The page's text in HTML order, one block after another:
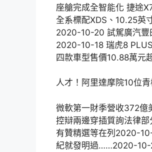
座艙完成全智能化 捷途
全系標配XDS、10.25英
2020-10-20 試駕廣汽豐
2020-10-18 瑞虎8
四款車型售價10.88萬元
人才！阿里達摩院10位
微軟第一財季營收372億
控辯兩邊穿插質詢法律
有贊精選等在列2020-
紀就發明過……2020-10-